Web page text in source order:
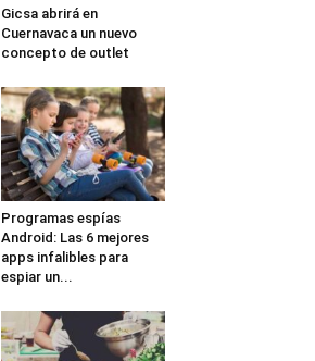
Gicsa abrirá en
Cuernavaca un nuevo
concepto de outlet
Programas espías
Android: Las 6 mejores
apps infalibles para
espiar un...